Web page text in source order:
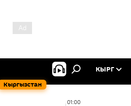
Кыргызстан
КЫРГ
01:00